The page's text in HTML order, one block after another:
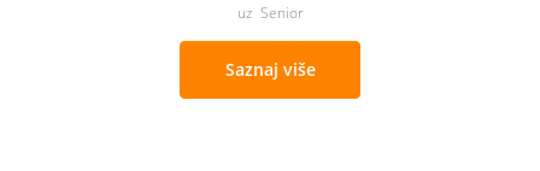
uz Senior
Saznaj više